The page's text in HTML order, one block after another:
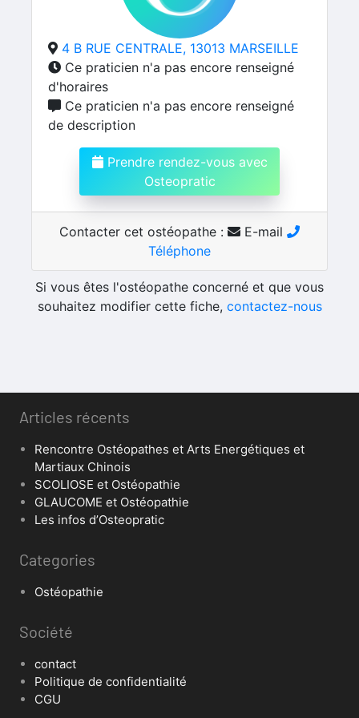
4 B RUE CENTRALE, 13013 MARSEILLE
Ce praticien n'a pas encore renseigné
d'horaires
Ce praticien n'a pas encore renseigné
de description
Prendre rendez-vous avec
Osteopratic
Contacter cet ostéopathe :
E-mail
Téléphone
Si vous êtes l'ostéopathe concerné et que vous
souhaitez modifier cette fiche, contactez-nous
Articles récents
Rencontre Ostéopathes et Arts Energétiques et
Martiaux Chinois
SCOLIOSE et Ostéopathie
GLAUCOME et Ostéopathie
Les infos d’Osteopratic
Categories
Ostéopathie
Société
contact
Politique de confidentialité
CGU